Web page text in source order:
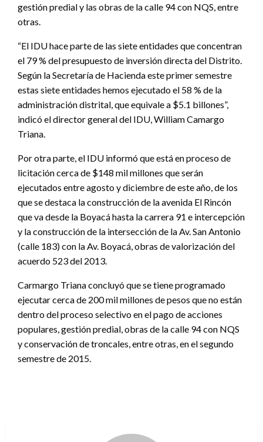
gestión predial y las obras de la calle 94 con NQS, entre
otras.
“El IDU hace parte de las siete entidades que concentran
el 79 % del presupuesto de inversión directa del Distrito.
Según la Secretaría de Hacienda este primer semestre
estas siete entidades hemos ejecutado el 58 % de la
administración distrital, que equivale a $5.1 billones”,
indicó el director general del IDU, William Camargo
Triana.
Por otra parte, el IDU informó que está en proceso de
licitación cerca de $148 mil millones que serán
ejecutados entre agosto y diciembre de este año, de los
que se destaca la construcción de la avenida El Rincón
que va desde la Boyacá hasta la carrera 91 e intercepción
y la construcción de la intersección de la Av. San Antonio
(calle 183) con la Av. Boyacá, obras de valorización del
acuerdo 523 del 2013.
Carmargo Triana concluyó que se tiene programado
ejecutar cerca de 200 mil millones de pesos que no están
dentro del proceso selectivo en el pago de acciones
populares, gestión predial, obras de la calle 94 con NQS
y conservación de troncales, entre otras, en el segundo
semestre de 2015.